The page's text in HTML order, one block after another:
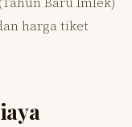
harga tiket